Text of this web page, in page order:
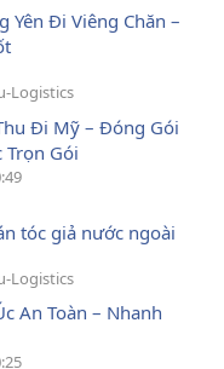
Yên Đi Viêng Chăn –
Logistics
Đi Mỹ – Đóng Gói
Trọn Gói
tóc giả nước ngoài
Logistics
An Toàn – Nhanh